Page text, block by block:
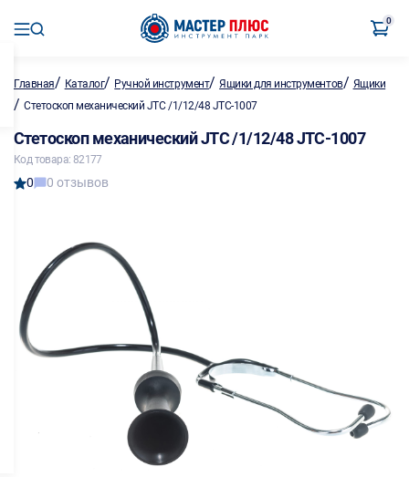
0
Главная/ Каталог/ Ручной инструмент/Ящики для инструментов/ Ящики
/ Стетоскоп механический JTC /1/12/48 JTC-1007
Стетоскоп механический JTC /1/12/48 JTC-1007
Код товара: 82177
0 0 отзывов